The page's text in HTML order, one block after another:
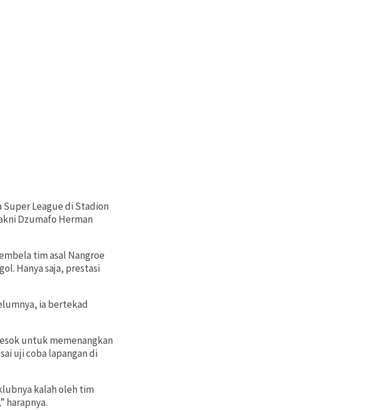
Super League di Stadion
Dzumafo Herman
tim asal Nangroe
Hanya saja, prestasi
ia bertekad
untuk memenangkan
uji coba lapangan di
kalah oleh tim
harapnya.